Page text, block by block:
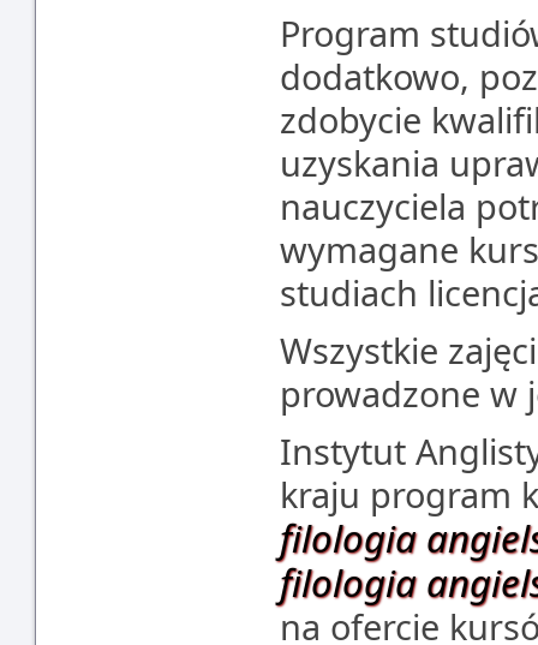
Program
dodatkowo,
zdobycie
uzyskania
nauczyciela
wymagane
studiach
Wszystkie
prowadzone w
Instytut
kraju program
filologia
filologia
na ofercie